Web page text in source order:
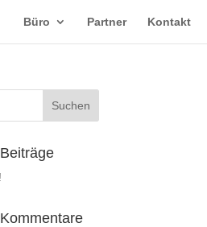
Büro Partner Kontakt